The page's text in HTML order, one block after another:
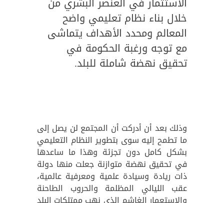
خلال بناء نظام تعليمي واضح
المعالم ومحدد الأهداف يتماشى
مع توجه ورغبة الحكومة في
تحقيق نهضة شاملة للبلد.
وذلك بعد أن أدركت أن المجتمع لن يصل إلى
ما تطمح إليه سوى بتطوير النظام التعليمي
بشكل كامل دون تجزئة وهذا ما ساعدها
في تحقيق نهضة متوازنة جعلت منها دولة
ذات ريادة وسيادة علمية ومعرفية عالمية،
عقب الليالي المظلمة والحروب الطاحنة